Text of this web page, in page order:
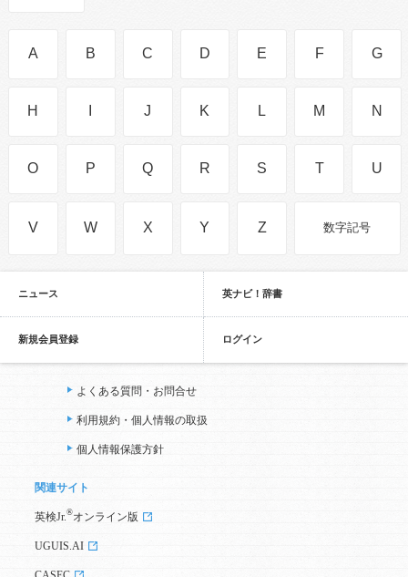
A B C D E F G
H J K L M N
O P Q R S T U
V W X Y Z 数字記号
ニュース 英ナビ！辞書
新規会員登録 ログイン
よくある質問・お問合せ
利用規約・個人情報の取扱
個人情報保護方針
関連サイト
英検Jr. ®オンライン版
UGUIS.AI